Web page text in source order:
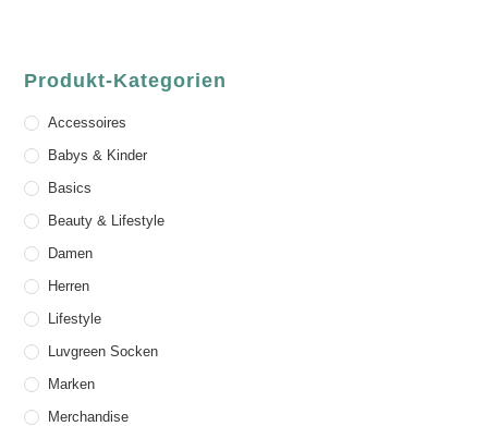
Produkt-Kategorien
Accessoires
Babys & Kinder
Basics
Beauty & Lifestyle
Damen
Herren
Lifestyle
Luvgreen Socken
Marken
Merchandise